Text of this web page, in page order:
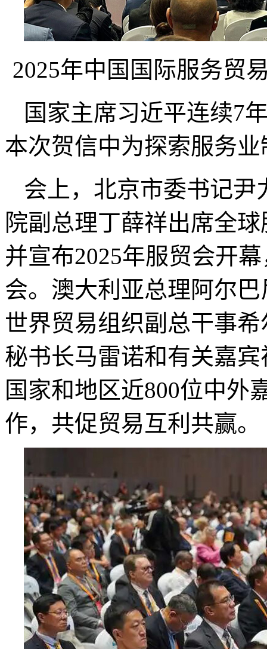
2025年中国国际服务贸
国家主席习近平连续7
本次贺信中为探索服务
会上，北京市委书记
院副总理丁薛祥出席全
并宣布2025年服贸会开
会。澳大利亚总理阿尔
世界贸易组织副总干事
秘书长马雷诺和有关嘉
国家和地区近800位中外
作，共促贸易互利共赢。